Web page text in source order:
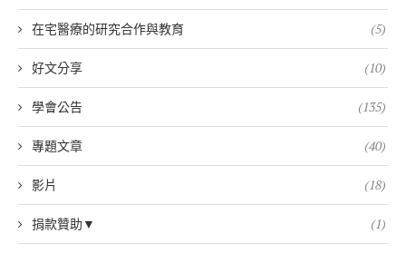
在宅醫療的研究合作與教育 (5)
好文分享 (10)
學會公告 (135)
專題文章 (40)
影片 (18)
捐款贊助▼ (1)